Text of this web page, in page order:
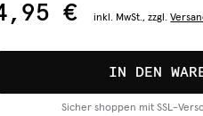
€ inkl. MwSt., zzgl.
IN DEN
Sicher shoppen mit SSL-